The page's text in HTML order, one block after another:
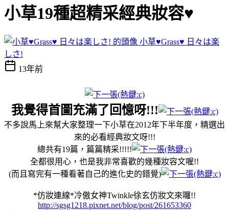
小草19種超精采經典妝容♥
小草♥Grass♥ 日々は楽
しさ!
13年前
我覺得首圖充滿了回憶呀!!!
不多說馬上來幫大家整理一下小草在2012年下半年度，精選出
來的必看經典妝文呀!!!
總共有19篇，篇篇精采!!!!!
全都很用心，也是我非常喜歡的幾種妝容文喔!!
(而且寫完有一種看著自己的進化史的錯覺)
*仿妝連線*冷傲女神Twinkle徐玄仿妝文來囉!!
http://sgsg1218.pixnet.net/blog/post/261653360